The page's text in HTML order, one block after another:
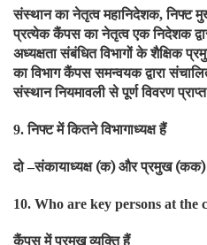
संस्थान का नेतृत्व महानिदेशक,निफ्ट
प्रत्येक कैंपस का नेतृत्व एक निदेशक
अध्यक्षता संबंधित विभागों के शैक्षिक
का विभाग कैंपस समन्वयक द्वारा
संस्थान नियमावली से पूर्ण विवरण
9.निफ्ट में कितने विभागाध्यक्ष हैं
दो–संकायाध्यक्ष (क) और प्रमुख (कक)
10. Who are key persons at the
कैंपस में प्रमुख व्यक्ति हैं